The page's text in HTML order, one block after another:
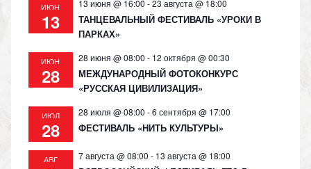
ИЮН
13
13 июня @ 16:00 -23 августа @ 18:00
ТАНЦЕВАЛЬНЫЙ ФЕСТИВАЛЬ «УРОКИ В
ПАРКАХ»
ИЮН
28
28 июня @ 08:00 - 12 октября @ 00:30
МЕЖДУНАРОДНЫЙ ФОТОКОНКУРС
«РУССКАЯ ЦИВИЛИЗАЦИЯ»
ИЮЛ
28
28 июля @ 08:00 -6 сентября @ 17:00
ФЕСТИВАЛЬ «НИТЬ КУЛЬТУРЫ»
АВГ 7 августа @ 08:00 - 13 августа @ 18:00